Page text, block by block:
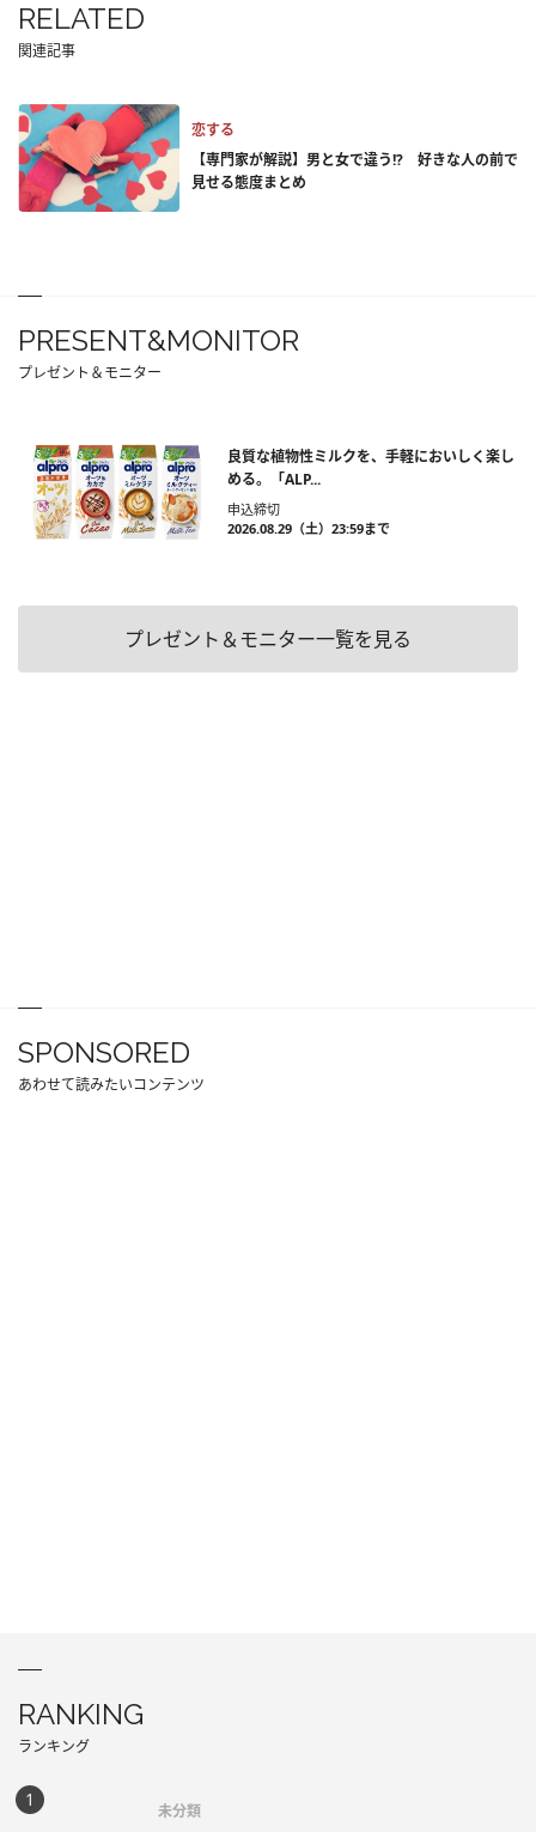
RELATED
関連記事
恋する
【専門家が解説】男と女で違う!? 好きな人の前で
見せる態度まとめ
PRESENT&MONITOR
プレゼント＆モニター
良質な植物性ミルクを、手軽においしく楽し
める。「ALP...
申込締切
2026.08.29（土）23:59まで
プレゼント＆モニター一覧を見る
SPONSORED
あわせて読みたいコンテンツ
RANKING
ランキング
未分類